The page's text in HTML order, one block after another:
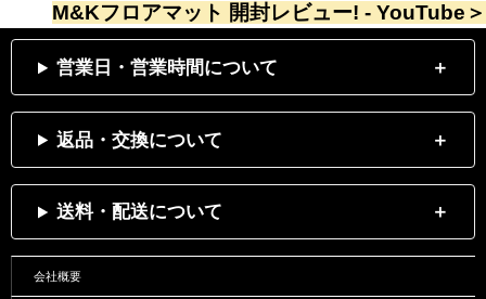
M&Kフロアマット 開封レビュー! - YouTube ＞
営業日・営業時間について
返品・交換について
送料・配送について
会社概要